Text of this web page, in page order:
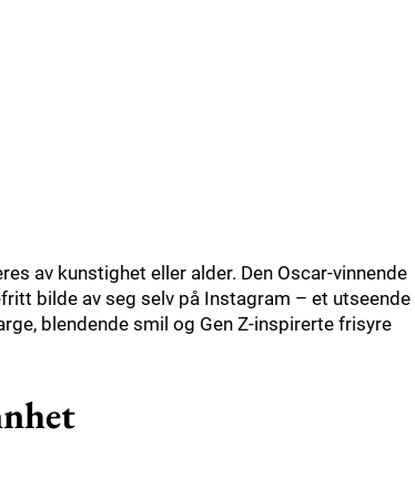
av kunstighet eller alder. Den Oscar-vinnende
bilde av seg selv på Instagram – et utseende
blendende smil og Gen Z-inspirerte frisyre